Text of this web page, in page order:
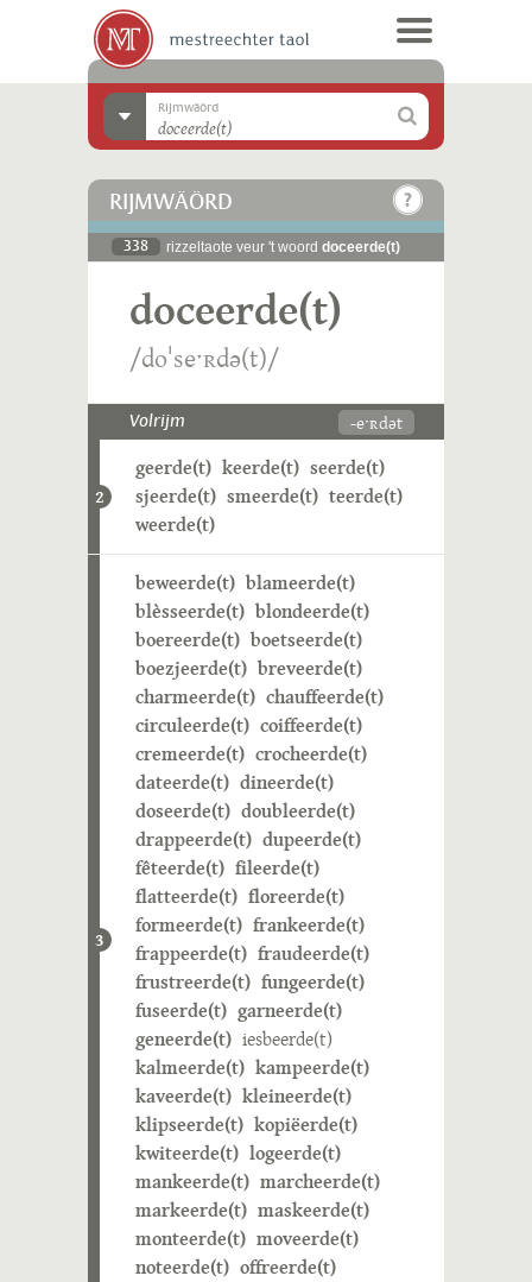
Rijmwäörd
RIJMWÄÖRD
338 rizzeltaote veur 't woord doceerde(t)
doceerde(t)
/doˈseˑʀdə(t)/
Volrijm -eˑʀdət
2
geerde(t) keerde(t) seerde(t)
sjeerde(t) smeerde(t) teerde(t)
weerde(t)
3
beweerde(t) blameerde(t)
blèsseerde(t) blondeerde(t)
boereerde(t) boetseerde(t)
boezjeerde(t) breveerde(t)
charmeerde(t) chauffeerde(t)
circuleerde(t) coiffeerde(t)
cremeerde(t) crocheerde(t)
dateerde(t) dineerde(t)
doseerde(t) doubleerde(t)
drappeerde(t) dupeerde(t)
fêteerde(t) fileerde(t)
flatteerde(t) floreerde(t)
formeerde(t) frankeerde(t)
frappeerde(t) fraudeerde(t)
frustreerde(t) fungeerde(t)
fuseerde(t) garneerde(t)
geneerde(t) iesbeerde(t)
kalmeerde(t) kampeerde(t)
kaveerde(t) kleineerde(t)
klipseerde(t) kopiëerde(t)
kwiteerde(t) logeerde(t)
mankeerde(t) marcheerde(t)
markeerde(t) maskeerde(t)
monteerde(t) moveerde(t)
noteerde(t) offreerde(t)